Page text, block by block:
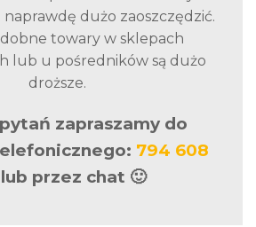
dużo zaoszczędzić.
towary w sklepach
lub u pośredników są dużo
droższe.
zapraszamy do
794 608
lub przez chat 🙂